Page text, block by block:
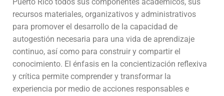
recursos materiales, organizativos y administrativos
para promover el desarrollo de la capacidad de
autogestión necesaria para una vida de aprendizaje
continuo, así como para construir y compartir el
conocimiento. El énfasis en la concientización reflexiva
y crítica permite comprender y transformar la
experiencia por medio de acciones responsables e